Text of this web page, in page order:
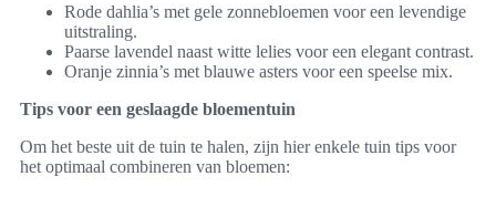
Rode dahlia’s met gele zonnebloemen voor een levendige
uitstraling.
Paarse lavendel naast witte lelies voor een elegant contrast.
Oranje zinnia’s met blauwe asters voor een speelse mix.
Tips voor een geslaagde bloementuin
Om het beste uit de tuin te halen, zijn hier enkele tuin tips voor
het optimaal combineren van bloemen: